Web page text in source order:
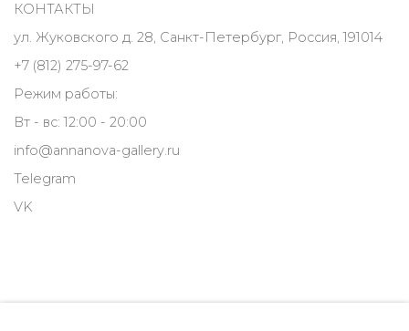
КОНТАКТЫ
ул. Жуковского д. 28, Санкт-Петербург, Россия, 191014
+7 (812) 275-97-62
Режим работы:
Вт - вс: 12:00 - 20:00
info@annanova-gallery.ru
Telegram
VK